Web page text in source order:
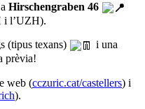
a Hirschengraben 46
i l’UZH).
(tipus texans)
i una
prèvia!
web (cczuric.cat/castellers) i
).